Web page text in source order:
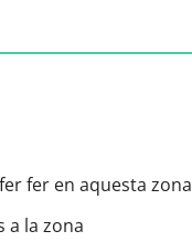
fer en aquesta zona
a la zona